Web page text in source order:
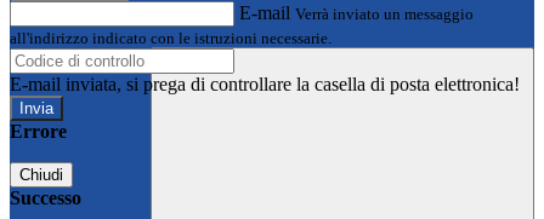
E-mail Verrà inviato un messaggio
all'indirizzo indicato con le istruzioni necessarie.
E-mail inviata, si prega di controllare la casella di posta elettronica!
Errore
Chiudi
Successo